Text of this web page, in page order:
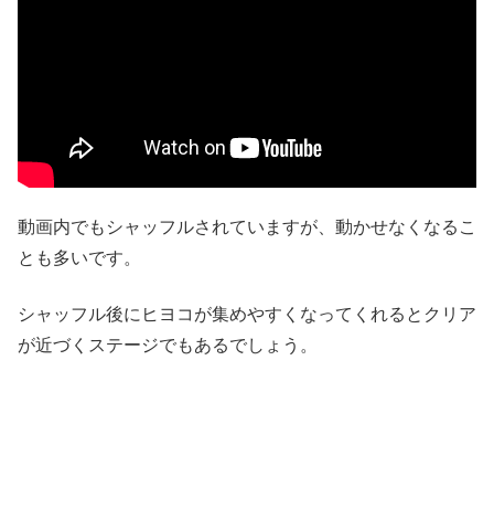
動画内でもシャッフルされていますが、動かせなくなるこ
とも多いです。
シャッフル後にヒヨコが集めやすくなってくれるとクリア
が近づくステージでもあるでしょう。